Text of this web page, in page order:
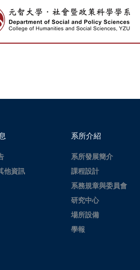
他資訊
系所介紹
系所發展簡介
課程設計
系務規章與委員會
研究中心
場所設備
學報